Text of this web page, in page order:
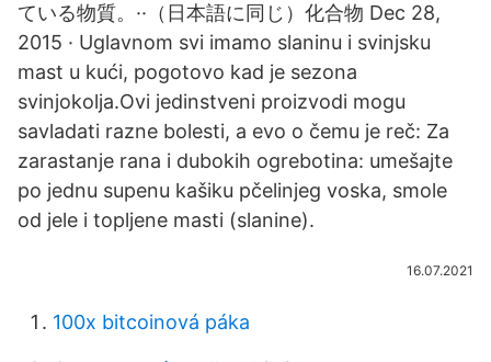
ている物質。··（日本語に同じ）化合物 Dec 28,
2015 · Uglavnom svi imamo slaninu i svinjsku
mast u kući, pogotovo kad je sezona
svinjokolja.Ovi jedinstveni proizvodi mogu
savladati razne bolesti, a evo o čemu je reč: Za
zarastanje rana i dubokih ogrebotina: umešajte
po jednu supenu kašiku pčelinjeg voska, smole
od jele i topljene masti (slanine).
16.07.2021
100x bitcoinová páka